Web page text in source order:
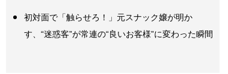
初対面で「触らせろ！」元スナック嬢が明か
す、“迷惑客”が常連の“良いお客様”に変わった瞬間